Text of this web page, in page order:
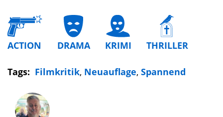
ACTION DRAMA KRIMI THRILLER
Tags: Filmkritik, Neuauflage, Spannend